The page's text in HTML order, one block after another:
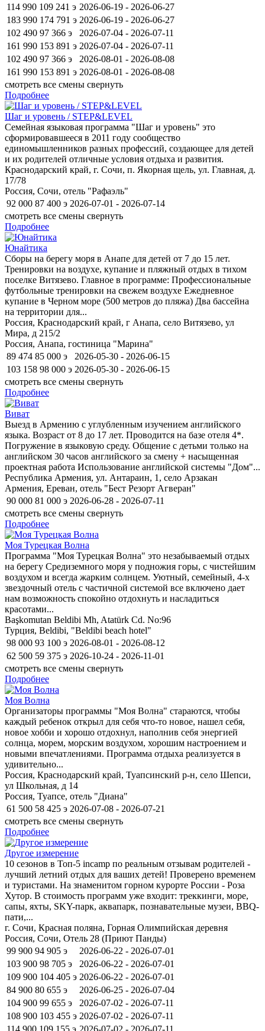
114 990 109 241 э 2026-06-19 - 2026-06-27
183 990 174 791 э 2026-06-19 - 2026-06-27
102 490 97 366 э
2026-07-04 - 2026-07-11
161 990 153 891 э 2026-07-04 - 2026-07-11
102 490 97 366 э
2026-08-01 - 2026-08-08
161 990 153 891 э 2026-08-01 - 2026-08-08
смотреть все смены свернуть
Подробнее
Шаг и уровень / STEP&LEVEL
Семейная языковая программа "Шаг и уровень" это
сформировавшееся в 2011 году сообщество
единомышленников разных профессий, создающее для детей
и их родителей отличные условия отдыха и развития.
Краснодарский край, г. Сочи, п. Якорная щель, ул. Главная, д.
17/78
Россия, Сочи, отель "Рафаэль"
92 000 87 400 э 2026-07-01 - 2026-07-14
смотреть все смены свернуть
Подробнее
Юнайтика
Сборы на берегу моря в Анапе для детей от 7 до 15 лет.
Тренировки на воздухе, купание и пляжный отдых в тихом
поселке Витязево. Главное в программе: Профессиональные
футбольные тренировки на свежем воздухе Ежедневное
купание в Черном море (500 метров до пляжа) Два бассейна
на территории для...
Россия, Краснодарский край, г Анапа, село Витязево, ул
Мира, д 215/2
Россия, Анапа, гостиница "Марина"
89 474 85 000 э
2026-05-30 - 2026-06-15
103 158 98 000 э 2026-05-30 - 2026-06-15
смотреть все смены свернуть
Подробнее
Виват
Выезд в Армению с углубленным изучением английского
языка. Возраст от 8 до 17 лет. Проводится на базе отеля 4*.
Погружение в языковую среду. Общение с детьми только на
английском 30 часов английского за смену + насыщенная
проектная работа Использование английской системы "Дом"...
Республика Армения, ул. Антараин, 1, село Арзакан
Армения, Ереван, отель "Бест Резорт Агверан"
90 000 81 000 э 2026-06-28 - 2026-07-11
смотреть все смены свернуть
Подробнее
Моя Турецкая Волна
Программа "Моя Турецкая Волна" это незабываемый отдых
на берегу Средиземного моря у подножия горы, с чистейшим
воздухом и всегда жарким солнцем. Уютный, семейный, 4-х
звездочный отель с частичной системой все включено дает
нам возможность спокойно отдохнуть и насладиться
красотами...
Başkomutan Beldibi Mh, Atatürk Cd. No:96
Турция, Beldibi, "Beldibi beach hotel"
98 000 93 100 э 2026-08-01 - 2026-08-12
62 500 59 375 э 2026-10-24 - 2026-11-01
смотреть все смены свернуть
Подробнее
Моя Волна
Организаторы программы "Моя Волна" стараются, чтобы
каждый ребенок открыл для себя что-то новое, нашел себя,
новое хобби и хорошо отдохнул, наполнив себя энергией
солнца, морем, морским воздухом, хорошим настроением и
новыми впечатлениями. Программа отдыха реализуется в
удивительно...
Россия, Краснодарский край, Туапсинский р-н, село Шепси,
ул Школьная, д 14
Россия, Туапсе, отель "Диана"
61 500 58 425 э 2026-07-08 - 2026-07-21
смотреть все смены свернуть
Подробнее
Другое измерение
10 сезонов в Топ-5 incamp по реальным отзывам родителей -
лучший летний отдых для ваших детей! Проверено временем
и туристами. На знаменитом горном курорте России - Роза
Хутор. В стоимость программ уже входит: треккинги, море,
сапы, яхты, SKY-парк, аквапарк, познавательные музеи, BBQ-
пати,...
г. Сочи, Красная поляна, Горная Олимпийская деревня
Россия, Сочи, Отель 28 (Приют Панды)
99 900 94 905 э
2026-06-22 - 2026-07-01
103 900 98 705 э
2026-06-22 - 2026-07-01
109 900 104 405 э 2026-06-22 - 2026-07-01
84 900 80 655 э
2026-06-25 - 2026-07-04
104 900 99 655 э
2026-07-02 - 2026-07-11
108 900 103 455 э 2026-07-02 - 2026-07-11
114 900 109 155 э 2026-07-02 - 2026-07-11